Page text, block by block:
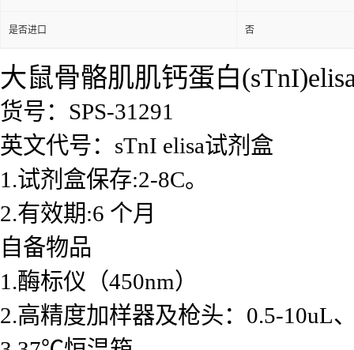
是否进口 否
大鼠骨骼肌肌钙蛋白
货号：SPS-31291
英文代号：sTnI elisa试剂盒
1.试剂盒保存:2-8C。
2.有效期:6 个月
自备物品
1.酶标仪（450nm）
2.高精度加样器及枪头：0.5-10uL